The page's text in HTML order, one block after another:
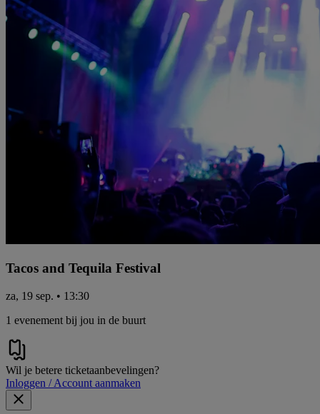
Tacos and Tequila Festival
za, 19 sep. • 13:30
1 evenement bij jou in de buurt
Wil je betere ticketaanbevelingen?
Inloggen / Account aanmaken